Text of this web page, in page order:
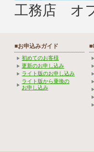
工務店 オ
■お申込みガイド
初めてのお客様
更新のお申し込み
ライト版のお申し込み
ライト版から乗換の
お申し込み